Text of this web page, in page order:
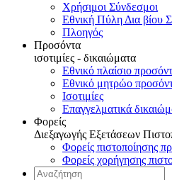
Χρήσιμοι Σύνδεσμοι
Εθνική Πύλη Δια βίου
Πλοηγός
Προσόντα
ισοτιμίες - δικαιώματα
Εθνικό πλαίσιο
Εθνικό μητρώο
Ισοτιμίες
Επαγγελματικά
Φορείς
Διεξαγωγής Εξετάσεων
Φορείς πιστοποίησης
Φορείς χορήγησης